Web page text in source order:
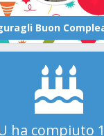
ha compiuto